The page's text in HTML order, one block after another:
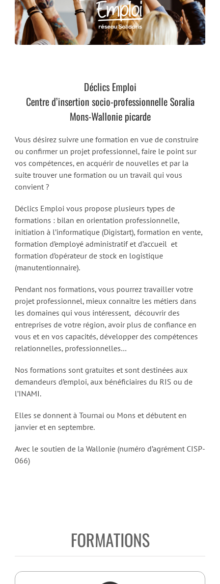
Déclics Emploi
Centre d’insertion socio-professionnelle Soralia
Mons-Wallonie picarde
Vous désirez suivre une formation en vue de construire
ou confirmer un projet professionnel, faire le point sur
vos compétences, en acquérir de nouvelles et par la
suite trouver une formation ou un travail qui vous
convient ?
Déclics Emploi vous propose plusieurs types de
formations : bilan en orientation professionnelle,
initiation à l’informatique (Digistart), formation en vente,
formation d’employé administratif et d’accueil et
formation d’opérateur de stock en logistique
(manutentionnaire).
Pendant nos formations, vous pourrez travailler votre
projet professionnel, mieux connaitre les métiers dans
les domaines qui vous intéressent, découvrir des
entreprises de votre région, avoir plus de confiance en
vous et en vos capacités, développer des compétences
relationnelles, professionnelles…
Nos formations sont gratuites et sont destinées aux
demandeurs d’emploi, aux bénéficiaires du RIS ou de
l’INAMI.
Elles se donnent à Tournai ou Mons et débutent en
janvier et en septembre.
Avec le soutien de la Wallonie (numéro d’agrément CISP-
066)
FORMATIONS